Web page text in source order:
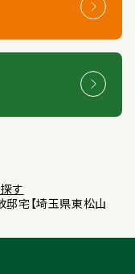
す
邸宅【埼玉県東松山